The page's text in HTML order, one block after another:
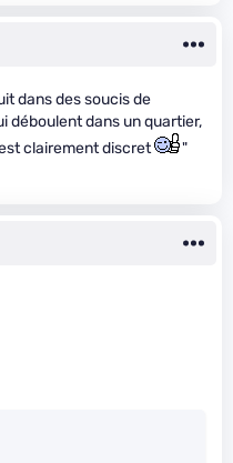
dans des soucis de
déboulent dans un quartier,
clairement discret
"